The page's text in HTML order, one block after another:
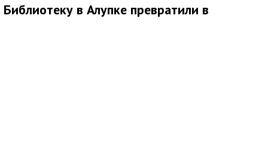
Библиотеку в Алупке превратили в